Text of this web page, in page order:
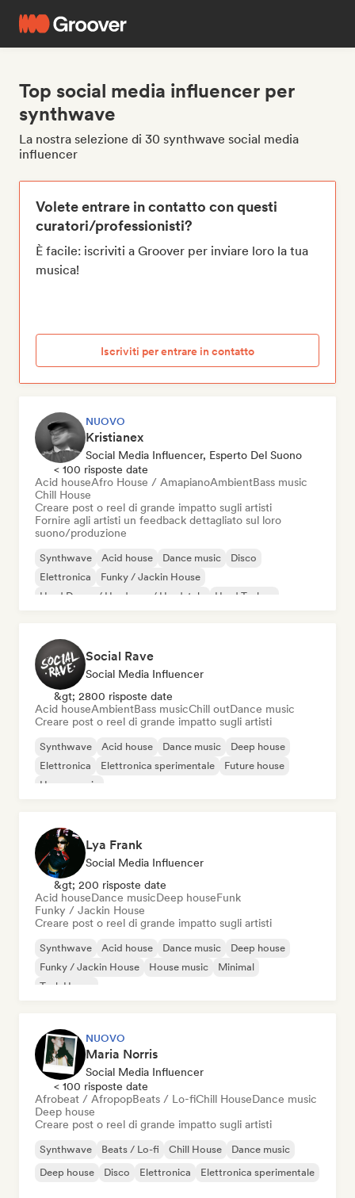
Top social media influencer per
synthwave
La nostra selezione di 30 synthwave social media
influencer
Volete entrare in contatto con questi
curatori/professionisti?
È facile: iscriviti a Groover per inviare loro la tua
musica!
Iscriviti per entrare in contatto
NUOVO
Kristianex
Social Media Influencer, Esperto Del Suono
< 100 risposte date
Acid houseAfro House / AmapianoAmbientBass music
Chill House
Creare post o reel di grande impatto sugli artisti
Fornire agli artisti un feedback dettagliato sul loro
suono/produzione
Synthwave Acid house Dance music
Disco
Elettronica
Funky / Jackin House
Hard Dance / Hardcore / Hardstyle
Hard Techno
Social Rave
Social Media Influencer
&gt; 2800 risposte date
Acid houseAmbientBass musicChill outDance music
Creare post o reel di grande impatto sugli artisti
Synthwave Acid house Dance music
Deep house
Elettronica
Elettronica sperimentale
Future house
House music
Lya Frank
Social Media Influencer
&gt; 200 risposte date
Acid houseDance musicDeep houseFunk
Funky / Jackin House
Creare post o reel di grande impatto sugli artisti
Synthwave Acid house Dance music
Deep house
Funky / Jackin House
House music
Minimal
Tech House
NUOVO
Maria Norris
Social Media Influencer
< 100 risposte date
Afrobeat / AfropopBeats / Lo-fiChill HouseDance music
Deep house
Creare post o reel di grande impatto sugli artisti
Synthwave Beats / Lo-fi Chill House
Dance music
Deep house
Disco Elettronica Elettronica sperimentale